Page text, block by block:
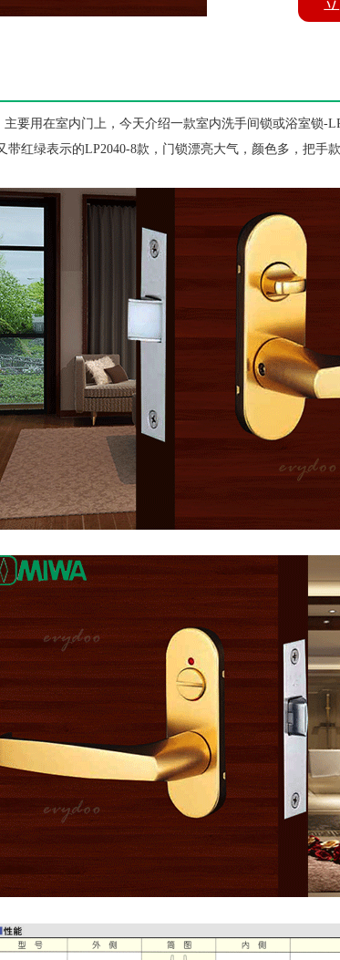
主要用在室内门上，今天介绍一款室内洗手间锁或浴室锁-
带红绿表示的LP2040-8款，门锁漂亮大气，颜色多，把手